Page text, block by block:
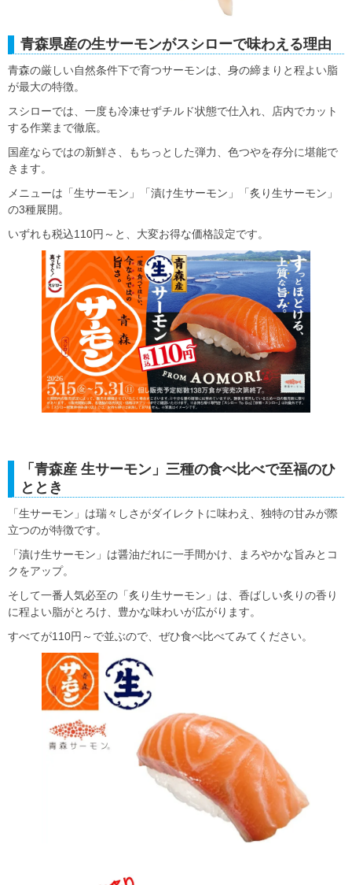
青森県産の生サーモンがスシローで味わえる理由
青森の厳しい自然条件下で育つサーモンは、身の締まりと程よい脂
が最大の特徴。
スシローでは、一度も冷凍せずチルド状態で仕入れ、店内でカット
する作業まで徹底。
国産ならではの新鮮さ、もちっとした弾力、色つやを存分に堪能で
きます。
メニューは「生サーモン」「漬け生サーモン」「炙り生サーモン」
の3種展開。
いずれも税込110円～と、大変お得な価格設定です。
「青森産 生サーモン」三種の食べ比べで至福のひ
ととき
「生サーモン」は瑞々しさがダイレクトに味わえ、独特の甘みが際
立つのが特徴です。
「漬け生サーモン」は醤油だれに一手間かけ、まろやかな旨みとコ
クをアップ。
そして一番人気必至の「炙り生サーモン」は、香ばしい炙りの香り
に程よい脂がとろけ、豊かな味わいが広がります。
すべてが110円～で並ぶので、ぜひ食べ比べてみてください。